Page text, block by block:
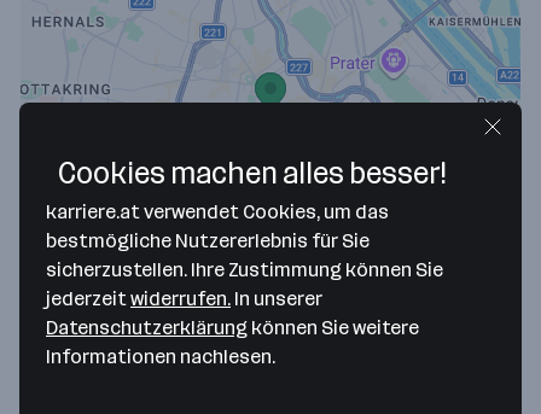
Map data ©2026 Google
Land&Forst Betriebe Niederösterreich
Schauflergasse 6/5
1010 Wien— Route berechnen
Webseite
Cookies machen alles besser!
karriere.at verwendet Cookies, um das
bestmögliche Nutzererlebnis für Sie
sicherzustellen. Ihre Zustimmung können Sie
jederzeit widerrufen. In unserer
Datenschutzerklärung können Sie weitere
Informationen nachlesen.